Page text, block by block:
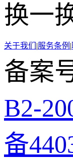
换一
关于我们 |服务条例 |
备案
B2-
备